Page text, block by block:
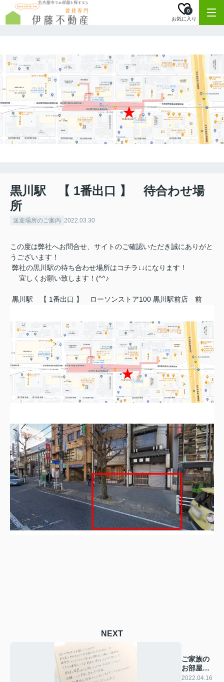
お気に入り
0
黒川駅 【 1番出口 】 待合わせ場
所
送迎場所のご案内 2022.03.30
この度は弊社へお問合せ、サイトのご確認いただき誠にありがと
うございます！
弊社の黒川駅の待ち合わせ場所はコチラ↓↓になります！
宜しくお願い致します！(^^♪
黒川駅 【 1番出口 】 ローソンストア100 黒川駅前店 前
NEXT
ご家族の
お部屋探
しか
2022.04.16